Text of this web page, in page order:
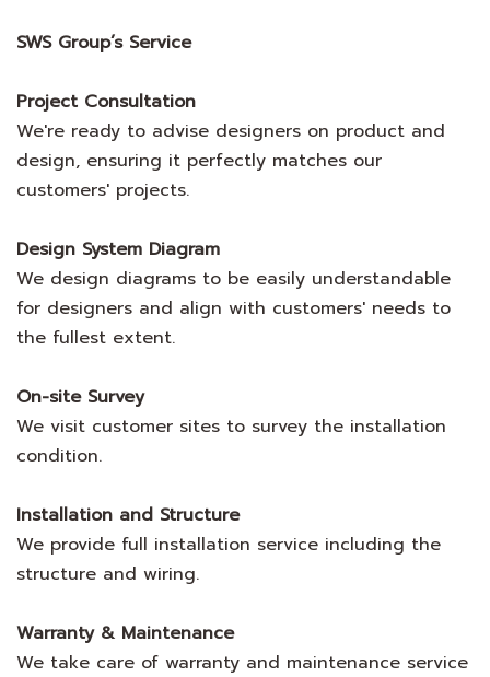
SWS Group’s Service
Project Consultation
We're ready to advise designers on product and
design, ensuring it perfectly matches our
customers' projects.
Design System Diagram
We design diagrams to be easily understandable
for designers and align with customers' needs to
the fullest extent.
On-site Survey
We visit customer sites to survey the installation
condition.
Installation and Structure
We provide full installation service including the
structure and wiring.
Warranty & Maintenance
We take care of warranty and maintenance service